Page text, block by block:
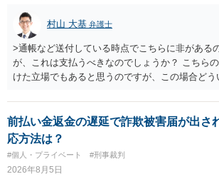
村山 大基 弁護士
>通帳など送付している時点でこちらに非がある
が、これは支払うべきなのでしょうか？ こちら
けた立場でもあると思うのですが、この場合ど
がいいとは思います。 そもそも、特殊詐欺関
は法に触れる可能性もあります。 ＞100万を支
ことは可能でしょうか？ →一般的には難しいで
０万円の被害を受けたとして、１円も払わないで
たら、 できるだけ重い刑罰を与えて欲しい、と
でしょうか。 ＞弁護士さんに入ってもらうことで
前払い金返金の遅延で詐欺被害届が出さ
応方法は？
#個人・プライベート #刑事裁判
2026年8月5日